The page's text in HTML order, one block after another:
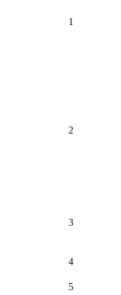
1
2
3
4
5